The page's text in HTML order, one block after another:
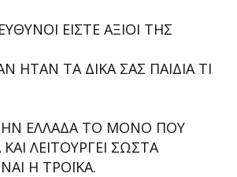
ΕΙΣΤΕ ΑΞΙΟΙ ΤΗΣ
ΤΑ ΔΙΚΑ ΣΑΣ ΠΑΙΔΙΑ ΤΙ
ΕΛΛΑΔΑ ΤΟ ΜΟΝΟ ΠΟΥ
ΚΑΙ ΛΕΙΤΟΥΡΓΕΙ ΣΩΣΤΑ
Η ΤΡΟΪΚΑ.